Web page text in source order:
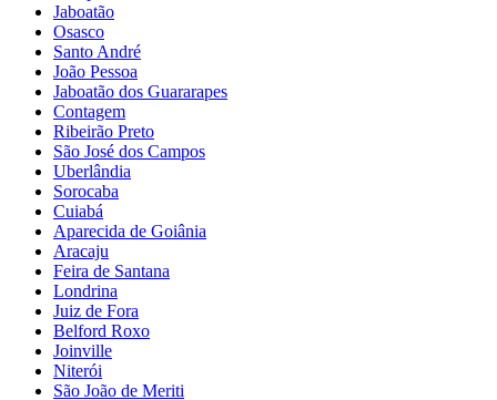
Jaboatão
Osasco
Santo André
João Pessoa
Jaboatão dos Guararapes
Contagem
Ribeirão Preto
São José dos Campos
Uberlândia
Sorocaba
Cuiabá
Aparecida de Goiânia
Aracaju
Feira de Santana
Londrina
Juiz de Fora
Belford Roxo
Joinville
Niterói
São João de Meriti